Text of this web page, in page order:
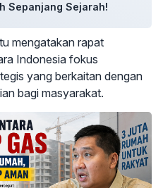
Sepanjang Sejarah!
mengatakan rapat
Indonesia fokus
yang berkaitan dengan
bagi masyarakat.